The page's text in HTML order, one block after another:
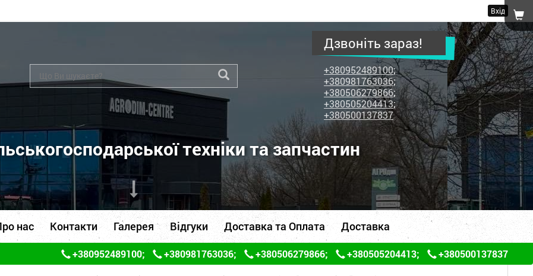
Вхід
Дзвоніть зараз!
+380952489100;
+380981763036;
+380506279866;
+380505204413;
+380500137837
техніки та запчастин
нас Контакти Галерея Відгуки Доставка та Оплата Доставка
+380952489100; +380981763036; +380506279866; +380505204413; +380500137837